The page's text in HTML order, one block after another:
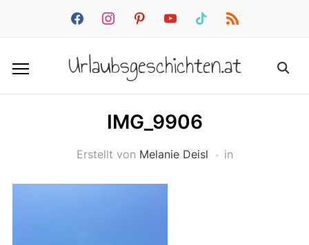
facebookinstagrampinterestyoutube tiktok rss
Urlaubsgeschichten.at
IMG_9906
Erstellt von Melanie Deisl in